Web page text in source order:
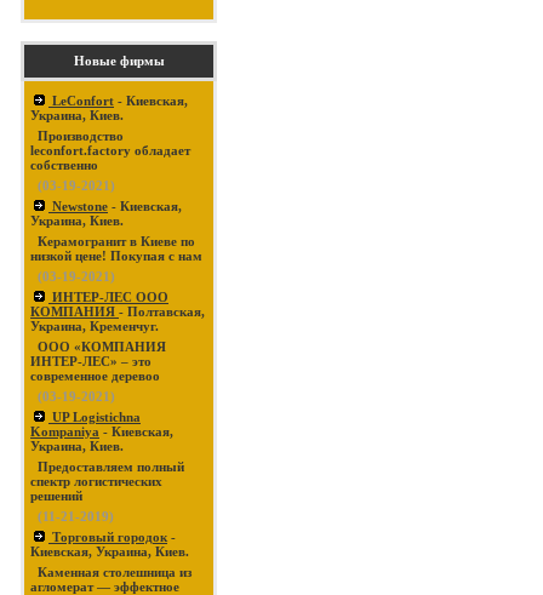
Новые фирмы
LeConfort - Киевская,
Украина, Киев.
Производство
leconfort.factory обладает
собственно
(03-19-2021)
Newstone - Киевская,
Украина, Киев.
Керамогранит в Киеве по
низкой цене! Покупая с нам
(03-19-2021)
ИНТЕР-ЛЕС ООО
КОМПАНИЯ - Полтавская,
Украина, Кременчуг.
ООО «КОМПАНИЯ
ИНТЕР-ЛЕС» – это
современное деревоо
(03-19-2021)
UP Logistichna
Kompaniya - Киевская,
Украина, Киев.
Предоставляем полный
спектр логистических
решений
(11-21-2019)
Торговый городок -
Киевская, Украина, Киев.
Каменная столешница из
агломерат — эффектное